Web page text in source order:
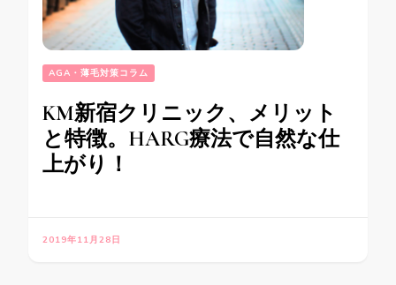
AGA・薄毛対策コラム
KM新宿クリニック、メリット
と特徴。HARG療法で自然な仕
上がり！
2019年11月28日